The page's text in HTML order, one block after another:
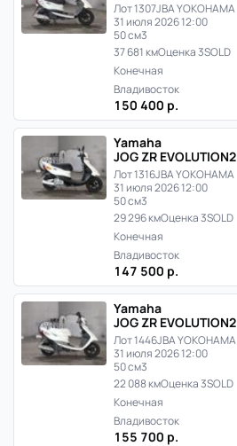
Лот 1307JBA YOKOHAMA
31 июля 2026 12:00
50 см3
37 681 кмОценка 3SOLD
Конечная
Владивосток
150 400 р.
Yamaha
JOG ZR EVOLUTION2
Лот 1316JBA YOKOHAMA
31 июля 2026 12:00
50 см3
29 296 кмОценка 3SOLD
Конечная
Владивосток
147 500 р.
Yamaha
JOG ZR EVOLUTION2
Лот 1446JBA YOKOHAMA
31 июля 2026 12:00
50 см3
22 088 кмОценка 3SOLD
Конечная
Владивосток
155 700 р.